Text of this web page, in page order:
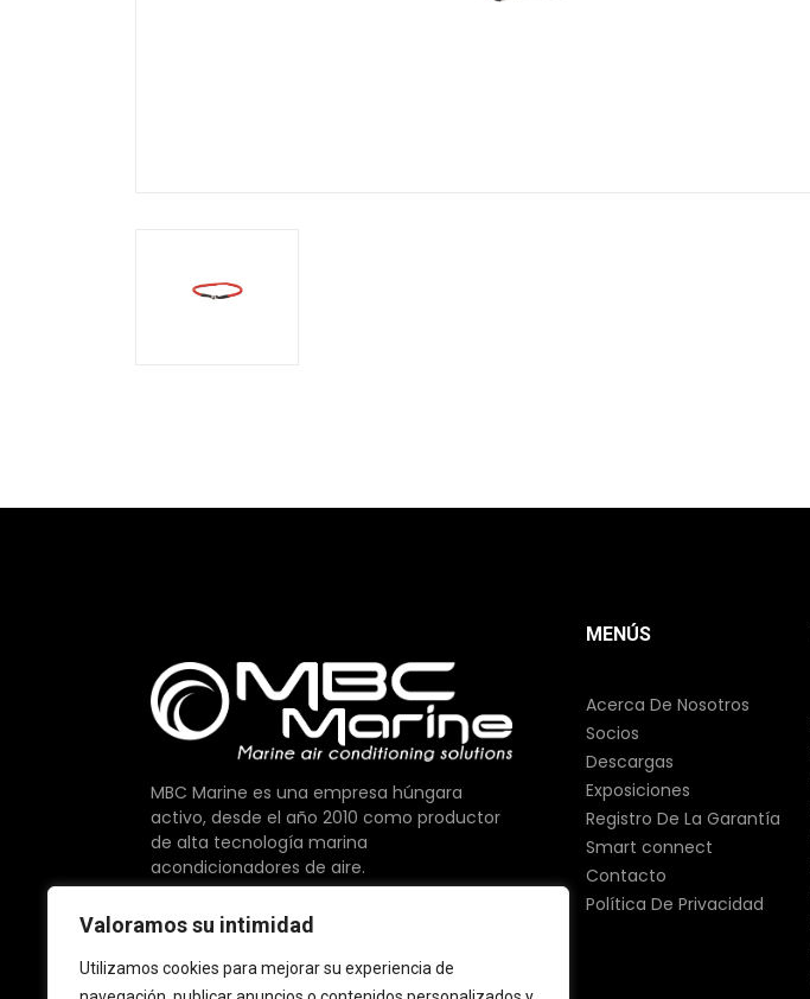
Valoramos su intimidad
Utilizamos cookies para mejorar su experiencia de
MBC Marine es una empresa húngara
activo, desde el año 2010 como productor
de alta tecnología marina
acondicionadores de aire.
Ofrecemos la máxima calidad de los
componentes disponibles en el mercado,
son elaborados con orgullo en la UE.
MENÚS
Acerca De Nosotros
Socios
Descargas
Exposiciones
Registro De La Garantía
Smart connect
Contacto
Política De Privacidad